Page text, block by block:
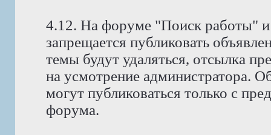
4.12. На форуме "Поиск работы" и
запрещается публиковать
темы будут удаляться, отсылка
на усмотрение администратора.
могут публиковаться только с
форума.